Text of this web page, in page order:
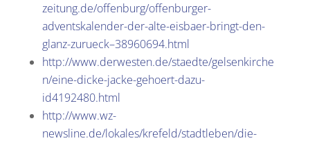
zeitung.de/offenburg/offenburger-
adventskalender-der-alte-eisbaer-bringt-den-
glanz-zurueck–38960694.html
http://www.derwesten.de/staedte/gelsenkirche
n/eine-dicke-jacke-gehoert-dazu-
id4192480.html
http://www.wz-
newsline.de/lokales/krefeld/stadtleben/die-